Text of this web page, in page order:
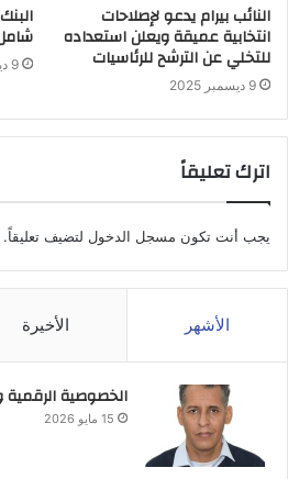
النائب بيرام يدعو لإصلاحات
انتخابية عميقة ويعلن استعداده
للتخلي عن الترشح للرئاسيات
9 ديسمبر 2025
9 ديسمبر 2025
اترك تعليقاً
يجب أنت تكون مسجل الدخول لتضيف تعليقاً.
الأشهر الأخيرة
الخصوصية الرقمية
15 مايو 2026